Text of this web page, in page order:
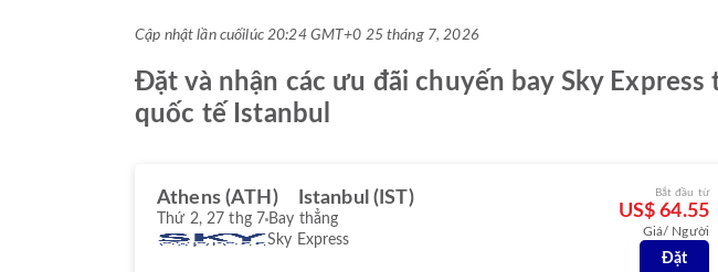
Cập nhật lần cuốilúc 20:24 GMT+0 25 tháng 7, 2026
Đặt và nhận các ưu đãi chuyến bay Sky
quốc tế Istanbul
Athens (ATH) Istanbul (IST)
Thứ 2, 27 thg 7 Bay thẳng
Sky Express
Bắt đầu từ
US$ 64.55
Giá/ Người
Đặt